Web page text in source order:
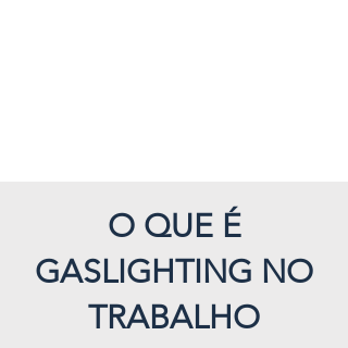
O QUE É
GASLIGHTING NO
TRABALHO